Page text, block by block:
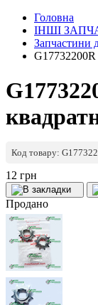
Головна
ІНШІ
Запчастини
G17732200R
Код товару:
12 грн
Продано